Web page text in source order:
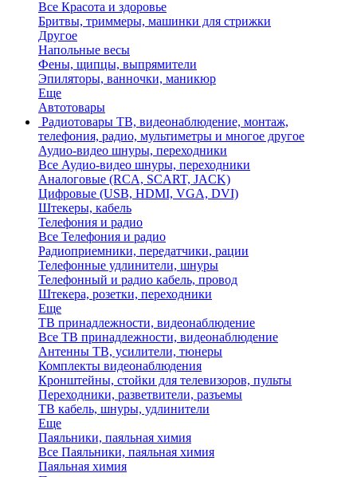
Все Красота и здоровье
Бритвы, триммеры, машинки для стрижки
Другое
Напольные весы
Фены, щипцы, выпрямители
Эпиляторы, ванночки, маникюр
Еще
Автотовары
Радиотовары ТВ, видеонаблюдение, монтаж,
телефония, радио, мультиметры и многое другое
Аудио-видео шнуры, переходники
Все Аудио-видео шнуры, переходники
Аналоговые (RCA, SCART, JACK)
Цифровые (USB, HDMI, VGA, DVI)
Штекеры, кабель
Телефония и радио
Все Телефония и радио
Радиоприемники, передатчики, рации
Телефонные удлинители, шнуры
Телефонный и радио кабель, провод
Штекера, розетки, переходники
Еще
ТВ принадлежности, видеонаблюдение
Все ТВ принадлежности, видеонаблюдение
Антенны ТВ, усилители, тюнеры
Комплекты видеонаблюдения
Кронштейны, стойки для телевизоров, пульты
Переходники, разветвители, разъемы
ТВ кабель, шнуры, удлинители
Еще
Паяльники, паяльная химия
Все Паяльники, паяльная химия
Паяльная химия